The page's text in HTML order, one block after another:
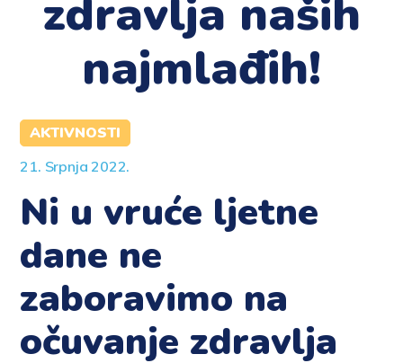
zdravlja naših
najmlađih!
AKTIVNOSTI
21. Srpnja 2022.
Ni u vruće ljetne
dane ne
zaboravimo na
očuvanje zdravlja